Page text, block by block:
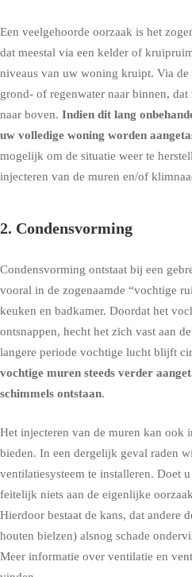
Een veelgehoorde oorzaak is het
dat meestal via een kelder of
niveaus van uw woning kruipt. Via
grond- of regenwater naar binnen,
naar boven. Indien dit lang
uw volledige woning worden
mogelijk om de situatie weer te
injecteren van de muren en/of
2. Condensvorming
Condensvorming ontstaat bij een
vooral in de zogenaamde “vochtige
keuken en badkamer. Doordat het
ontsnappen, hecht het zich vast aan
langere periode vochtige lucht blijft
vochtige muren steeds verder
schimmels ontstaan.
Het injecteren van de muren kan ook
bieden. In een dergelijk geval raden
ventilatiesysteem te installeren. Doet
feitelijk niets aan de eigenlijke
Hierdoor bestaat de kans, dat andere
houten bielzen) alsnog schade
Meer informatie over ventilatie en